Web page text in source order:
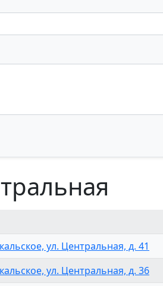
ул. Центральная, д. 41
ул. Центральная, д. 36